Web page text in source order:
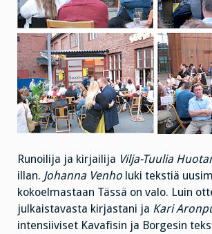
Runoilija ja kirjailija Vilja-Tuulia
illan. Johanna Venho luki tekstiä
kokoelmastaan Tässä on valo. Luin
julkaistavasta kirjastani ja Kari
intensiiviset Kavafisin ja Borgesin